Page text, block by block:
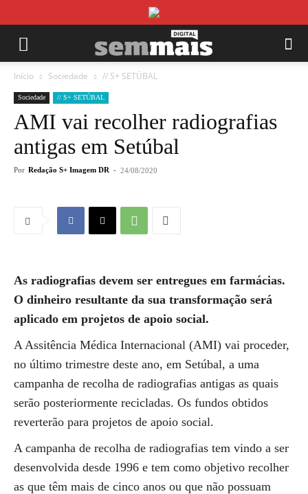
Início Sociedade // S+ SETÚBAL
Sociedade // S+ SETÚBAL
AMI vai recolher radiografias
antigas em Setúbal
Por Redação S+ Imagem DR - 24/08/2020
As radiografias devem ser entregues em farmácias.
O dinheiro resultante da sua transformação será
aplicado em projetos de apoio social.
A Assitência Médica Internacional (AMI) vai proceder,
no último trimestre deste ano, em Setúbal, a uma
campanha de recolha de radiografias antigas as quais
serão posteriormente recicladas. Os fundos obtidos
reverterão para projetos de apoio social.
A campanha de recolha de radiografias tem vindo a ser
desenvolvida desde 1996 e tem como objetivo recolher
as que têm mais de cinco anos ou que não possuam